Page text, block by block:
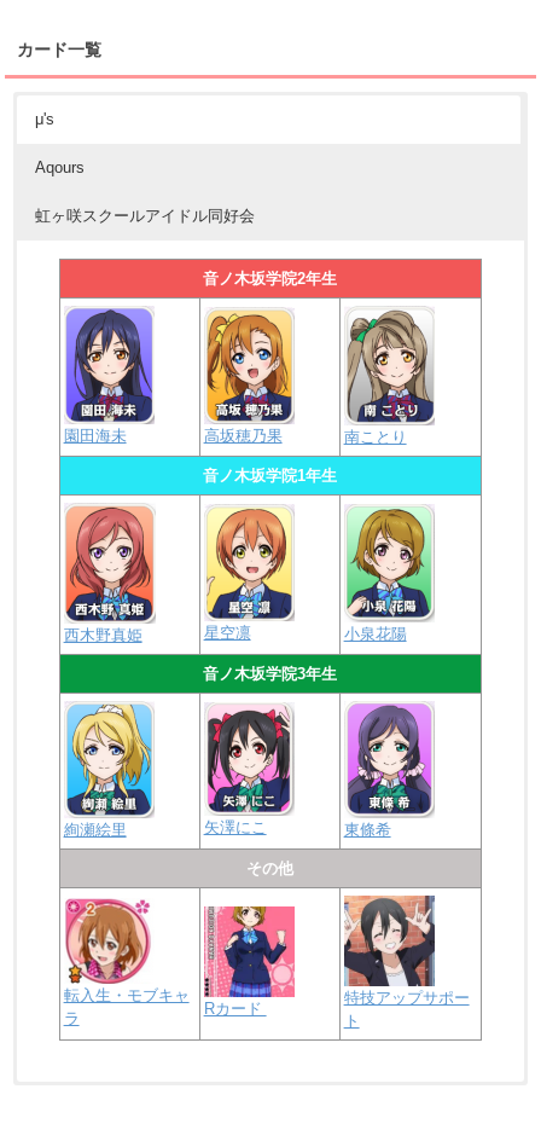
カード一覧
μ's
Aqours
虹ヶ咲スクールアイドル同好会
音ノ木坂学院2年生
園田海未 高坂穂乃果 南ことり
音ノ木坂学院1年生
西木野真姫 星空凛 小泉花陽
音ノ木坂学院3年生
絢瀬絵里 矢澤にこ 東條希
その他
転入生・モブキャ
ラ
Rカード
特技アップサポー
ト